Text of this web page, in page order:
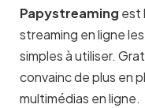
Papystreaming est
streaming en ligne
simples à utiliser.
convainc de plus en
multimédias en ligne.